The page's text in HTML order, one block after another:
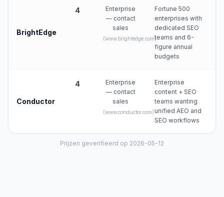
BrightEdge
4
Enterprise
— contact
sales
(www.brightedge.com)
Fortune 500
enterprises with
dedicated SEO
teams and 6-
figure annual
budgets
Conductor
4
Enterprise
— contact
sales
(www.conductor.com)
Enterprise
content + SEO
teams wanting
unified AEO and
SEO workflows
Prijzen geverifieerd op 2026-05-12